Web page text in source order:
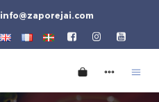
info@zaporejai.com